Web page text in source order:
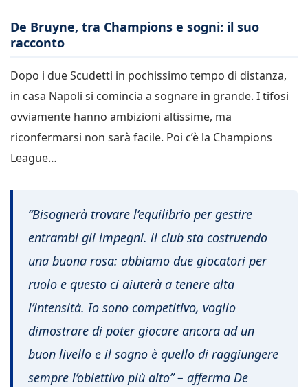
De Bruyne, tra Champions e sogni: il suo
racconto
Dopo i due Scudetti in pochissimo tempo di distanza,
in casa Napoli si comincia a sognare in grande. I tifosi
ovviamente hanno ambizioni altissime, ma
riconfermarsi non sarà facile. Poi c’è la Champions
League…
“Bisognerà trovare l’equilibrio per gestire
entrambi gli impegni. il club sta costruendo
una buona rosa: abbiamo due giocatori per
ruolo e questo ci aiuterà a tenere alta
l’intensità. Io sono competitivo, voglio
dimostrare di poter giocare ancora ad un
buon livello e il sogno è quello di raggiungere
sempre l’obiettivo più alto” – afferma De